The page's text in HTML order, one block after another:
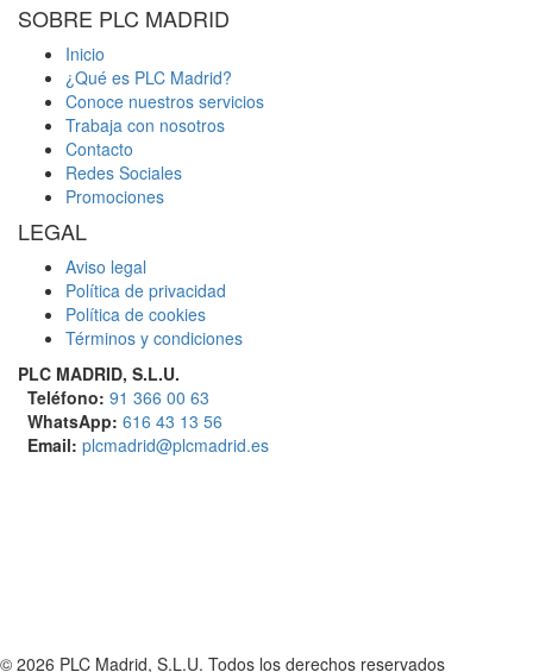
electrónico
SOBRE PLC MADRID
Inicio
¿Qué es PLC Madrid?
Conoce nuestros servicios
Trabaja con nosotros
Contacto
Redes Sociales
Promociones
LEGAL
Aviso legal
Política de privacidad
Política de cookies
Términos y condiciones
PLC MADRID, S.L.U.
Teléfono: 91 366 00 63
WhatsApp: 616 43 13 56
Email: plcmadrid@plcmadrid.es
© 2026 PLC Madrid, S.L.U. Todos los derechos reservados